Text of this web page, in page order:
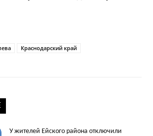
Краснодарский край
У жителей Ейского района отключили